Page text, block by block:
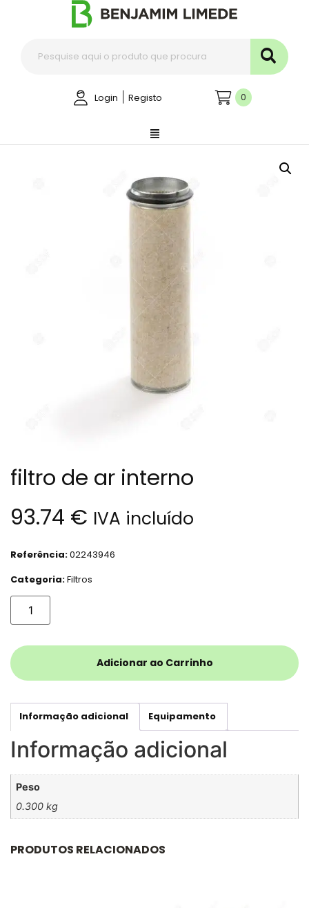
Login Registo 0
filtro de ar interno
93.74 € IVA incluído
Referência:02243946
Categoria:Filtros
Adicionar ao Carrinho
Informação adicional Equipamento
Informação adicional
Peso
0.300 kg
PRODUTOS RELACIONADOS